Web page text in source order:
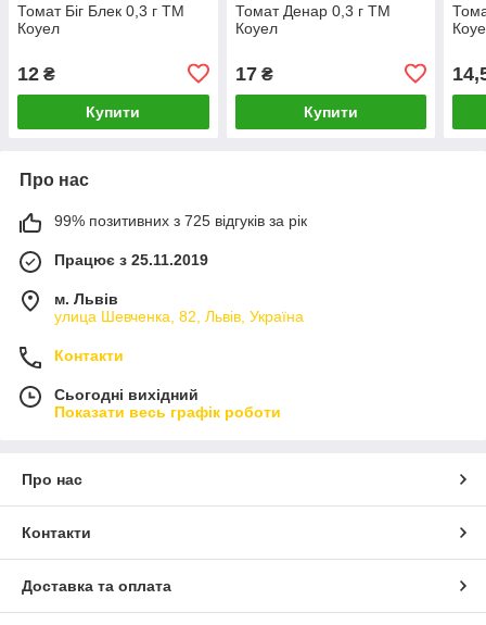
Томат Біг Блек 0,3 г ТМ
Коуел
12 ₴
Купити
Томат Денар 0,3 г ТМ
Коуел
17₴
Купити
Про нас
99% позитивних з 725 відгуків за рік
Працює з 25.11.2019
м. Львів
улица Шевченка, 82, Львів, Україна
Контакти
Сьогодні вихідний
Показати весь графік роботи
Про нас
Контакти
Доставка та оплата